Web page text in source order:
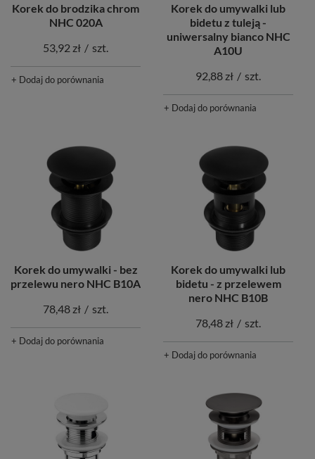
Korek do brodzika chrom
NHC 020A
53,92 zł / szt.
+ Dodaj do porównania
Korek do umywalki lub
bidetu z tuleją -
uniwersalny bianco NHC
A10U
92,88 zł / szt.
+ Dodaj do porównania
Korek do umywalki - bez
przelewu nero NHC B10A
78,48 zł / szt.
+ Dodaj do porównania
Korek do umywalki lub
bidetu - z przelewem
nero NHC B10B
78,48 zł / szt.
+ Dodaj do porównania